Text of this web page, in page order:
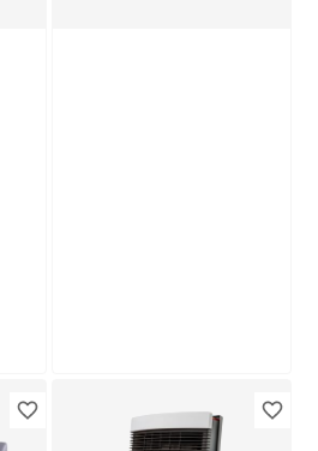
Gasheizgebläse